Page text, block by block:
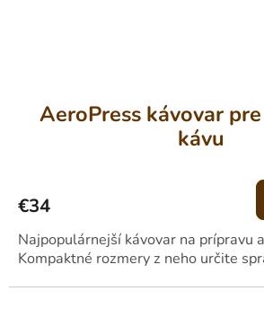
AeroPress kávovar
kávu
produktu
4,2
z
hviezdičiek.
€34
Najpopulárnejší kávovar na prípravu
Kompaktné rozmery z neho určite